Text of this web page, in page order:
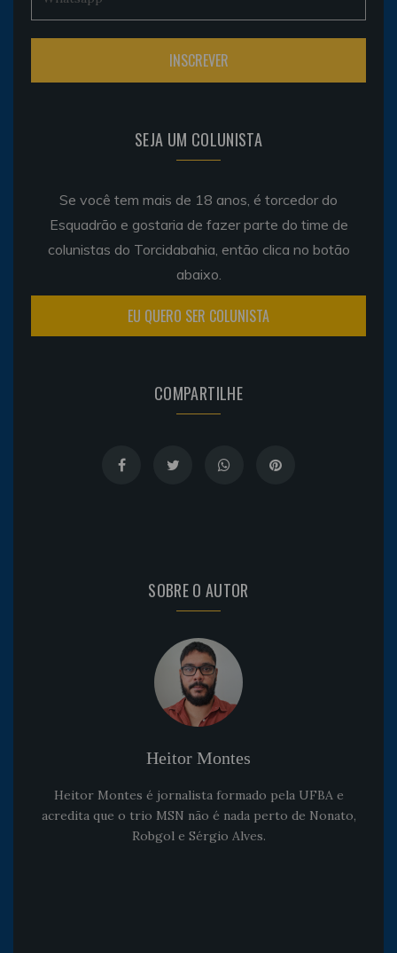
SEJA UM COLUNISTA
Se você tem mais de 18 anos, é torcedor do
Esquadrão e gostaria de fazer parte do time de
colunistas do Torcidabahia, então clica no botão
abaixo.
EU QUERO SER COLUNISTA
COMPARTILHE
SOBRE O AUTOR
Heitor Montes
Heitor Montes é jornalista formado pela UFBA e
acredita que o trio MSN não é nada perto de Nonato,
Robgol e Sérgio Alves.